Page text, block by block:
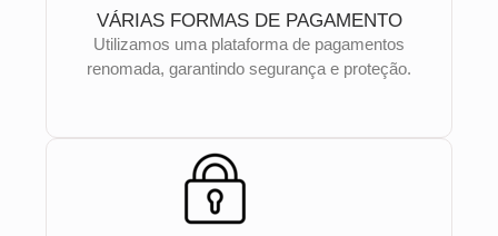
VÁRIAS FORMAS DE PAGAMENTO
Utilizamos uma plataforma de pagamentos
renomada, garantindo segurança e proteção.